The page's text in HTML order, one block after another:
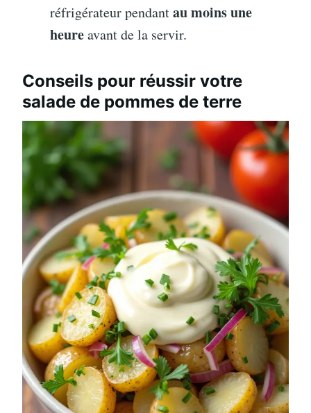
réfrigérateur pendantau moins une
heureavant de la servir.
Conseils pour réussir votre
salade de pommes de terre